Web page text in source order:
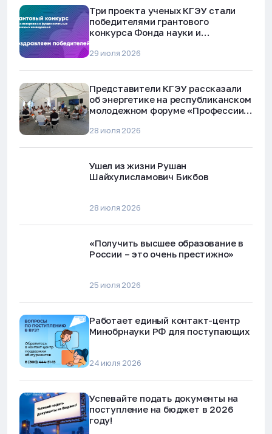
Три проекта ученых КГЭУ стали
победителями грантового
конкурса Фонда науки и
29 июля 2026
Представители КГЭУ рассказали
об энергетике на республиканском
молодежном форуме «Профессии
28 июля 2026
Ушел из жизни Рушан
Шайхулисламович Бикбов
28 июля 2026
«Получить высшее образование в
России – это очень престижно»
25 июля 2026
Работает единый контакт-центр
Минобрнауки РФ для поступающих
24 июля 2026
Успевайте подать документы на
поступление на бюджет в 2026
году!